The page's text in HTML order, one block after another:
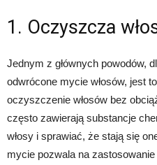
1. Oczyszcza
Jednym z głównych powodów,
odwrócone mycie włosów, jest
oczyszczenie włosów bez
często zawierają substancje
włosy i sprawiać, że stają się
mycie pozwala na